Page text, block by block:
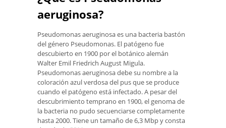
aeruginosa?
Pseudomonas aeruginosa es una bacteria bastón
del género Pseudomonas. El patógeno fue
descubierto en 1900 por el botánico alemán
Walter Emil Friedrich August Migula.
Pseudomonas aeruginosa debe su nombre a la
coloración azul verdosa del pus que se produce
cuando el patógeno está infectado. A pesar del
descubrimiento temprano en 1900, el genoma de
la bacteria no pudo secuenciarse completamente
hasta 2000. Tiene un tamaño de 6,3 Mbp y consta